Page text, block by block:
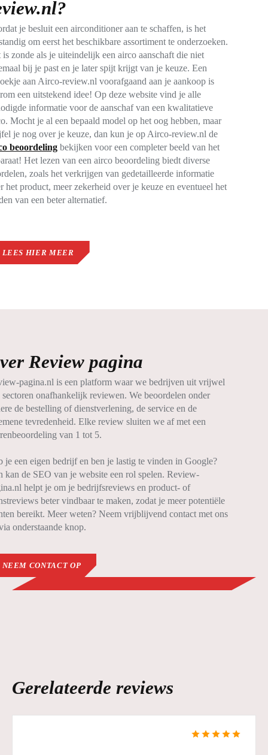
je besluit een airconditioner aan te schaffen, is het
om eerst het beschikbare assortiment te onderzoeken.
is zonde als je uiteindelijk een airco aanschaft die niet
bij je past en je later spijt krijgt van je keuze. Een
aan Airco-review.nl voorafgaand aan je aankoop is
een uitstekend idee! Op deze website vind je alle
informatie voor de aanschaf van een kwalitatieve
Mocht je al een bepaald model op het oog hebben, maar
je nog over je keuze, dan kun je op Airco-review.nl de
beoordelingbekijken voor een completer beeld van het
Het lezen van een airco beoordeling biedt diverse
zoals het verkrijgen van gedetailleerde informatie
het product, meer zekerheid over je keuze en eventueel het
van een beter alternatief.
LEES HIER MEER
Review pagina
pagina.nl is een platform waar we bedrijven uit vrijwel
sectoren onafhankelijk reviewen. We beoordelen onder
de bestelling of dienstverlening, de service en de
tevredenheid. Elke review sluiten we af met een
van 1 tot 5.
je een eigen bedrijf en ben je lastig te vinden in Google?
kan de SEO van je website een rol spelen. Review-
helpt je om je bedrijfsreviews en product- of
beter vindbaar te maken, zodat je meer potentiële
bereikt. Meer weten? Neem vrijblijvend contact met ons
onderstaande knop.
NEEM CONTACT OP
Gerelateerde reviews